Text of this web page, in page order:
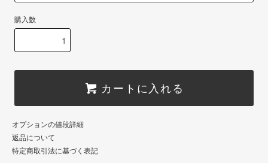
購入数
カートに入れる
オプションの値段詳細
返品について
特定商取引法に基づく表記